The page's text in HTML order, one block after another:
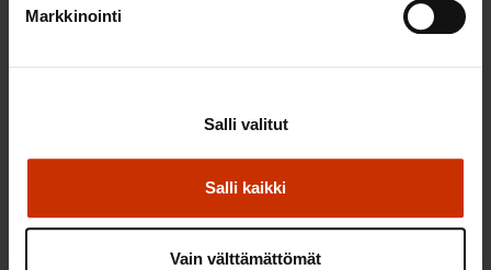
Markkinointi
Salli kaikki
Salli valitut
Vain välttämättömät
Liity ammattiliittoon
Tilaa SAK:n uutiskirje.